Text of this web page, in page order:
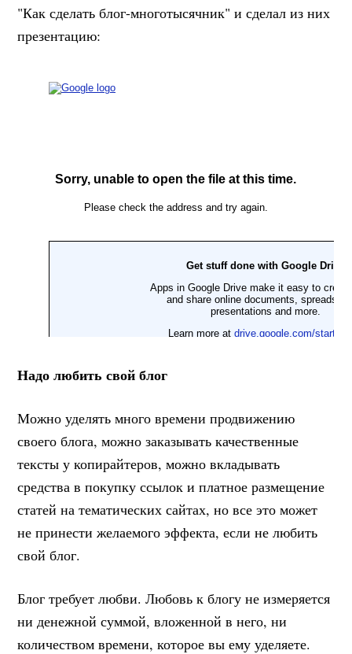
"Как сделать блог-многотысячник" и сделал из них
презентацию:
Надо любить свой блог
Можно уделять много времени продвижению
своего блога, можно заказывать качественные
тексты у копирайтеров, можно вкладывать
средства в покупку ссылок и платное размещение
статей на тематических сайтах, но все это может
не принести желаемого эффекта, если не любить
свой блог.
Блог требует любви. Любовь к блогу не измеряется
ни денежной суммой, вложенной в него, ни
количеством времени, которое вы ему уделяете.